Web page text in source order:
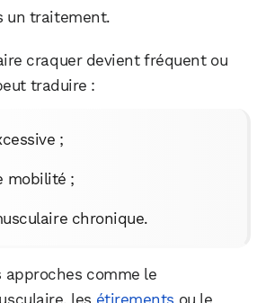
un traitement.
craquer devient fréquent ou
traduire :
;
mobilité ;
chronique.
approches comme le
les étirements ou le